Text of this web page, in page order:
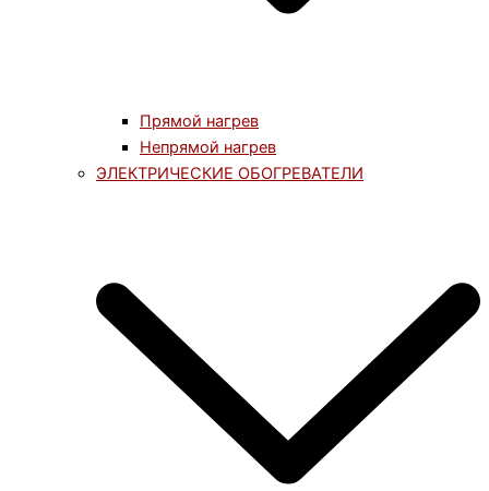
Прямой нагрев
Непрямой нагрев
ЭЛЕКТРИЧЕСКИЕ ОБОГРЕВАТЕЛИ